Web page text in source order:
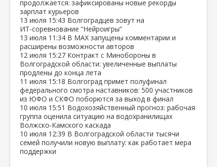
продолжается: зафиксированы новые рекорды
зарплат курьеров
13 июля 15:43 Волгоградцев зовут на
ИТ‑соревнование “Нейроигры”
13 июля 11:34 В МАХ запущены комментарии и
расширены возможности авторов
12 июля 15:27 Контракт с Минобороны в
Волгоградской области: увеличенные выплаты
продлены до конца лета
11 июля 15:18 Волгоград примет полуфинал
федерального смотра наставников: 500 участников
из ЮФО и СКФО поборются за выход в финал
10 июля 15:51 Водохозяйственный прогноз: рабочая
группа оценила ситуацию на водохранилищах
Волжско‑Камского каскада
10 июля 12:39 В Волгоградской области тысячи
семей получили новую выплату: как работает мера
поддержки